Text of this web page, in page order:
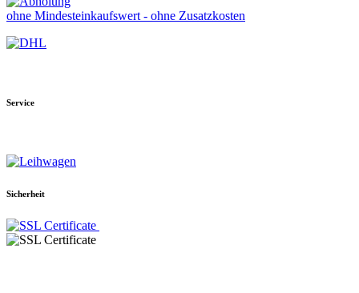
ohne Mindesteinkaufswert - ohne Zusatzkosten
Service
Sicherheit